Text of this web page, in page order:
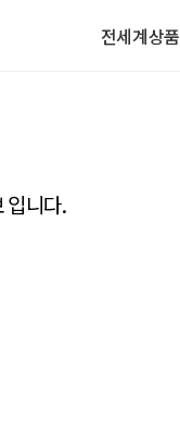
전세계상품
입니다.